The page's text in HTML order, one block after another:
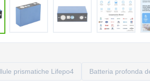
prismatiche Lifepo4 Batteria profonda